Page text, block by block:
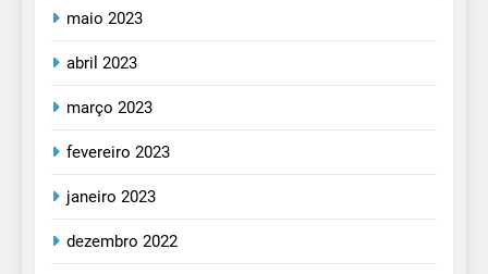
maio 2023
abril 2023
março 2023
fevereiro 2023
janeiro 2023
dezembro 2022